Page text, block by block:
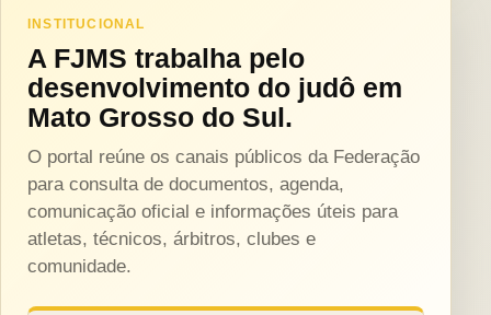
INSTITUCIONAL
A FJMS trabalha pelo
desenvolvimento do judô em
Mato Grosso do Sul.
O portal reúne os canais públicos da Federação
para consulta de documentos, agenda,
comunicação oficial e informações úteis para
atletas, técnicos, árbitros, clubes e
comunidade.